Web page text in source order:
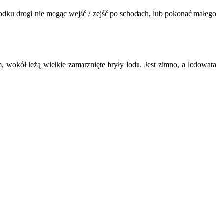
drogi nie mogąc wejść / zejść po schodach, lub pokonać małego
leżą wielkie zamarznięte bryły lodu. Jest zimno, a lodowata